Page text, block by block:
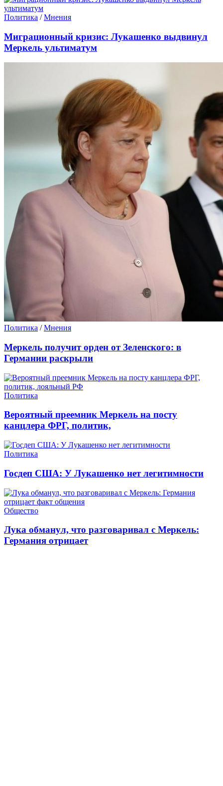
Политика /Мнения
Миграционный кризис: Лукашенко выдвинул
Меркель ультиматум
Политика /Мнения
Меркель получит орден от Зеленского: в
Германии раскрыли
Политика
Вероятный преемник Меркель на посту
канцлера ФРГ, политик,
Политика
Госдеп США: У Лукашенко нет легитимности
Общество
Лука обманул, что разговаривал с Меркель:
Германия отрицает